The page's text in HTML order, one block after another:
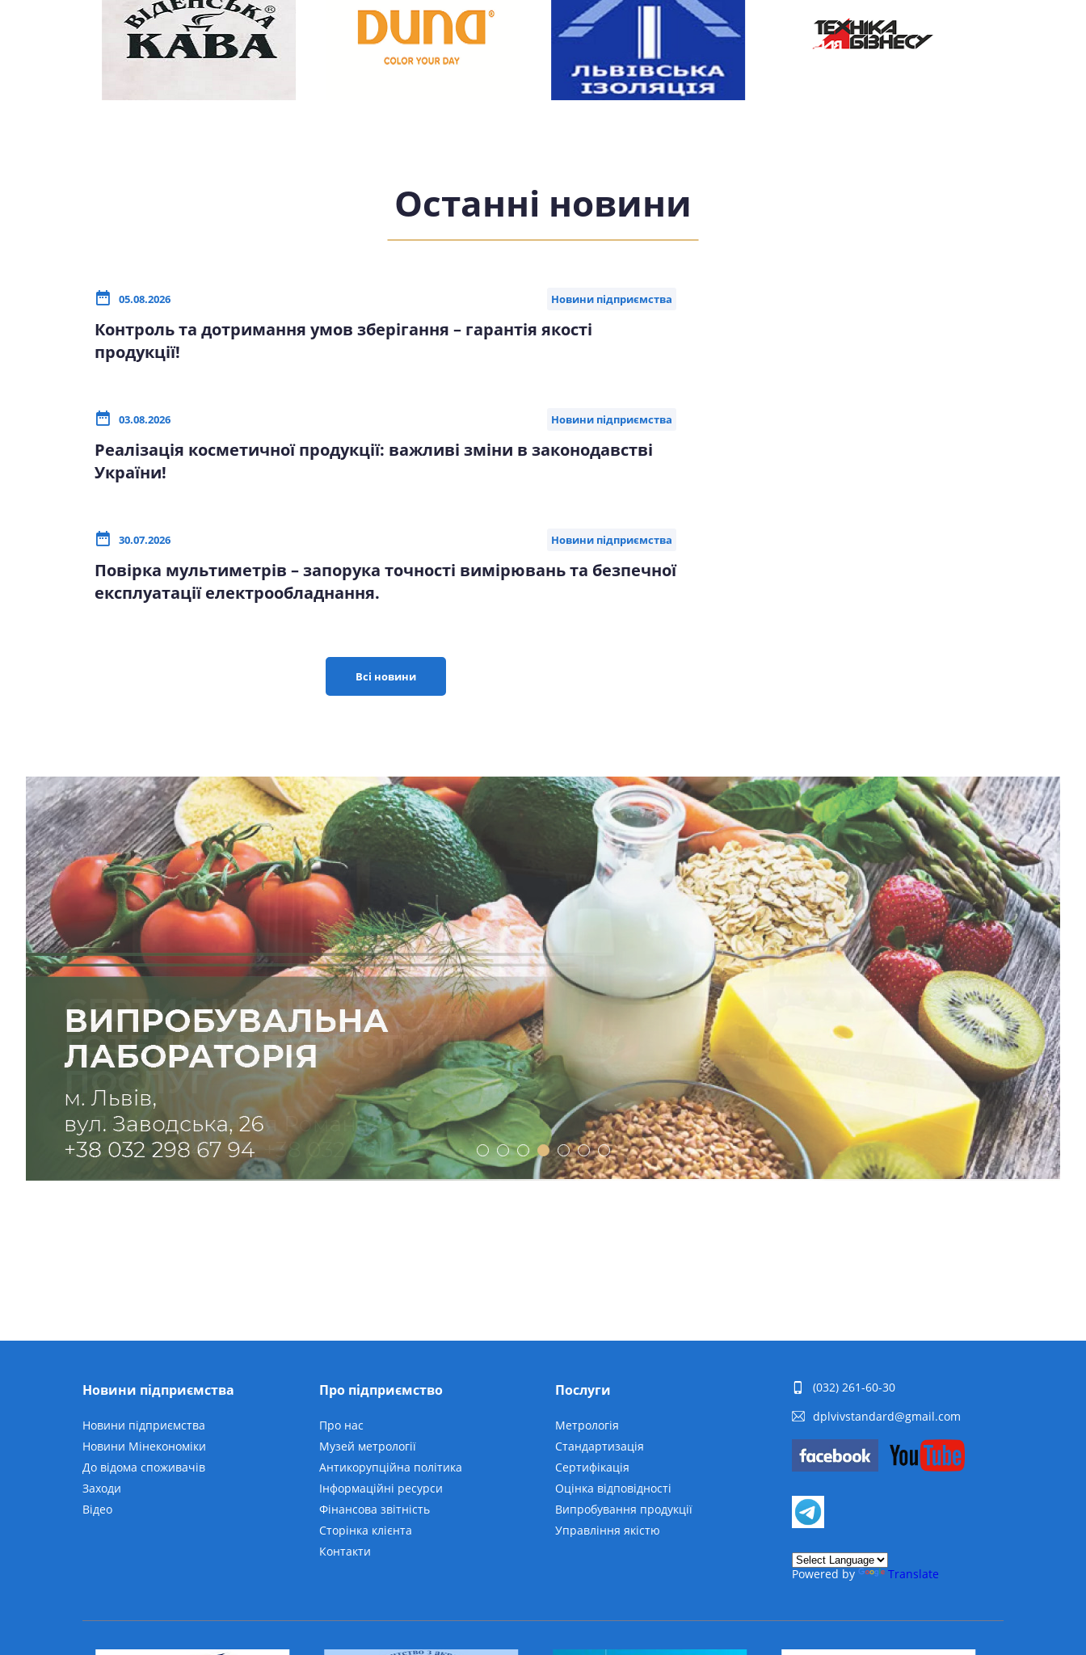
Останні новини
05.08.2026 Новини підприємства
Контроль та дотримання умов зберігання – гарантія якості
продукції!
03.08.2026 Новини підприємства
Реалізація косметичної продукції: важливі зміни в законодавстві
України!
30.07.2026 Новини підприємства
Повірка мультиметрів – запорука точності вимірювань та безпечної
експлуатації електрообладнання.
Всі новини
Новини підприємства
Новини підприємства
Новини Мінекономіки
До відома споживачів
Заходи
Відео
Про підприємство
Про нас
Музей метрології
Антикорупційна політика
Інформаційні ресурси
Фінансова звітність
Сторінка клієнта
Контакти
Послуги
Метрологія
Стандартизація
Сертифікація
Оцінка відповідності
Випробування продукції
Управління якістю
(032) 261-60-30
dplvivstandard@gmail.com
Powered by Translate